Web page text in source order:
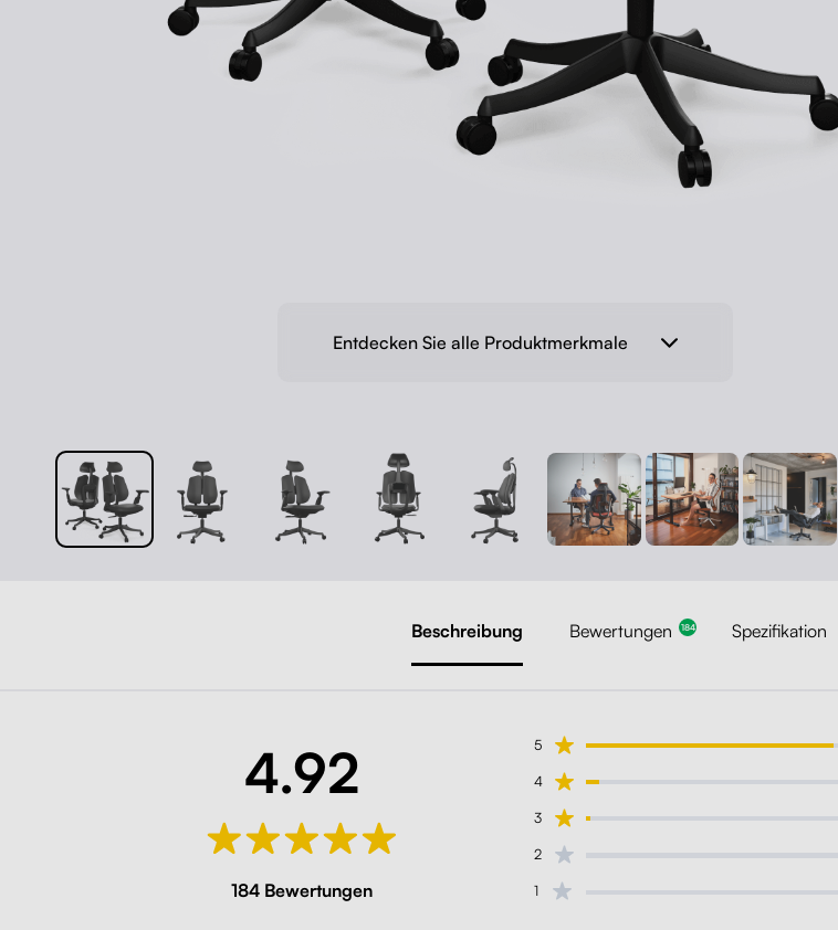
Entdecken Sie alle Produktmerkmale
Beschreibung Bewertungen 184 Spezifikation
4.92
184 Bewertungen
5
4
3
2
1